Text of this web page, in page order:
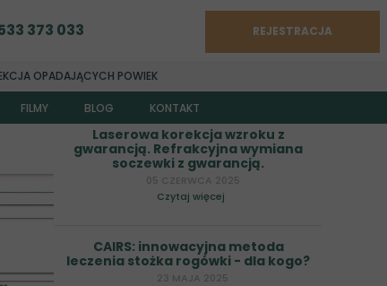
OPADAJĄCYCH POWIEK
373 033
Cmokowicz
Lechowicz
FILMY BLOG KONTAKT
REJESTRACJA
Laserowa korekcja wzroku z
gwarancją. Refrakcyjna wymiana
soczewki z gwarancją.
05 CZERWCA 2025
Czytaj więcej
CAIRS: innowacyjna metoda
leczenia stożka rogówki - dla kogo?
23 MAJA 2025